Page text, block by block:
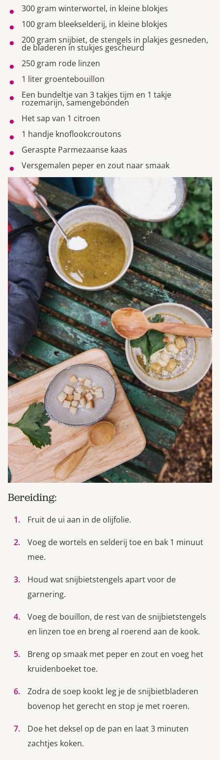
300 gram winterwortel, in kleine blokjes
100 gram bleekselderij, in kleine blokjes
200 gram snijbiet, de stengels in plakjes gesneden,
de bladeren in stukjes gescheurd
250 gram rode linzen
1 liter groentebouillon
Een bundeltje van 3 takjes tijm en 1 takje
rozemarijn, samengebonden
Het sap van 1 citroen
1 handje knoflookcroutons
Geraspte Parmezaanse kaas
Versgemalen peper en zout naar smaak
Bereiding:
Fruit de ui aan in de olijfolie.
Voeg de wortels en selderij toe en bak 1 minuut
mee.
Houd wat snijbietstengels apart voor de
garnering.
Voeg de bouillon, de rest van de snijbietstengels
en linzen toe en breng al roerend aan de kook.
Breng op smaak met peper en zout en voeg het
kruidenboeket toe.
Zodra de soep kookt leg je de snijbietbladeren
bovenop het gerecht en stop je met roeren.
Doe het deksel op de pan en laat 3 minuten
zachtjes koken.